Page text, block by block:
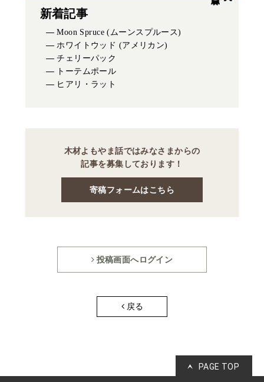
新着記事
Moon Spruce (ムーンスプルース)
ホワイトウッド (アメリカン)
チェリーパック
トーテムポール
ヒアリ・ラット
木材よもやま話ではみなさまからの
記事を募集しております！
寄稿フォームはこちら
投稿画面へログイン
戻る
PAGE TOP